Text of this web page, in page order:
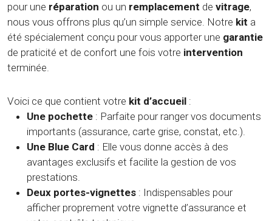
pour une réparation ou un remplacement de vitrage,
nous vous offrons plus qu’un simple service. Notre kit a
été spécialement conçu pour vous apporter une garantie
de praticité et de confort une fois votre intervention
terminée.
Voici ce que contient votre kit d’accueil :
Une pochette : Parfaite pour ranger vos documents
importants (assurance, carte grise, constat, etc.).
Une Blue Card : Elle vous donne accès à des
avantages exclusifs et facilite la gestion de vos
prestations.
Deux portes-vignettes : Indispensables pour
afficher proprement votre vignette d’assurance et